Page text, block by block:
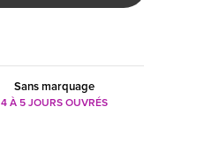
Sans marquage
4 À 5 JOURS OUVRÉS